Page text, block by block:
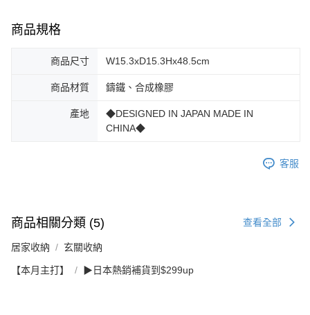
商品規格
商品尺寸 W15.3xD15.3Hx48.5cm
商品材質 鑄鐵、合成橡膠
產地
◆DESIGNED IN JAPAN MADE IN
CHINA◆
客服
商品相關分類 (5) 查看全部
居家收納 玄關收納
【本月主打】 ▶日本熱銷補貨到$299up